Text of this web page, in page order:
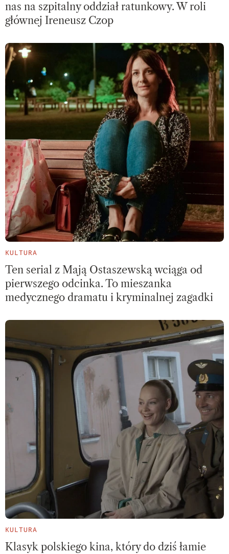
nas na szpitalny oddział ratunkowy. W roli
głównej Ireneusz Czop
KULTURA
Ten serial z Mają Ostaszewską wciąga od
pierwszego odcinka. To mieszanka
medycznego dramatu i kryminalnej zagadki
KULTURA
Klasyk polskiego kina, który do dziś łamie